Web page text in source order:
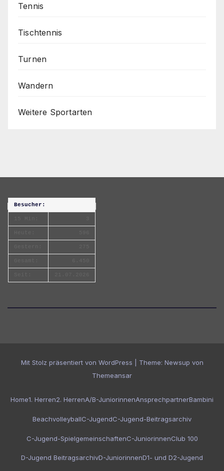
Tennis
Tischtennis
Turnen
Wandern
Weitere Sportarten
Besucher:
Mit Stolz präsentiert von WordPress Theme: Newsup von
Themeansar
Home1. Herren2. HerrenA/B-JuniorinnenAnsprechpartnerBambini
BeachvolleyballC-JugendC-Jugend-Beitragsarchiv
C-Jugend-SpielgemeinschaftenC-JuniorinnenClub 100
D-Jugend BeitragsarchivD-JuniorinnenD1- und D2-Jugend